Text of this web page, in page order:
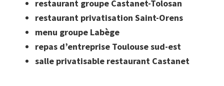
restaurant groupe Castanet-Tolosan
restaurant privatisation Saint-Orens
menu groupe Labège
repas d’entreprise Toulouse sud-est
salle privatisable restaurant Castanet